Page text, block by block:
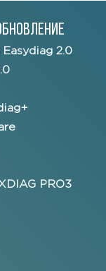
Easydiag 2.0
PRO3